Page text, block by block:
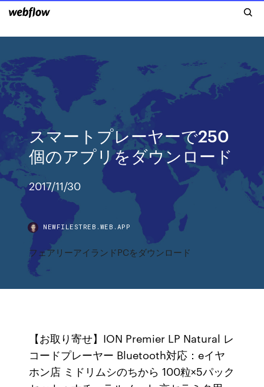
スマートプレーヤーで250
個のアプリをダウンロード
2017/11/30
NEWFILESTREB.WEB.APP
フェアリーアイランドPCをダウンロード
【お取り寄せ】ION Premier LP Natural レ
コードプレーヤー Bluetooth対応：eイヤ
ホン店 ミドリムシのちから 100粒×5パック